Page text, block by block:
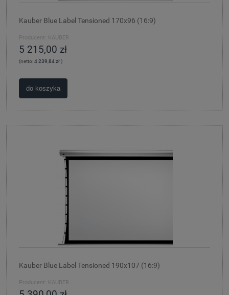
Kauber Blue Label Tensioned 170x96 (16:9)
Producent: KAUBER
5 215,00 zł
(netto:4 239,84 zł)
do koszyka
Kauber Blue Label Tensioned 190x107 (16:9)
Producent: KAUBER